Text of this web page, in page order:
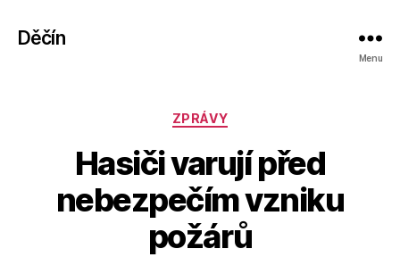
Děčín
Menu
Rubriky
ZPRÁVY
Hasiči varují před
nebezpečím vzniku
požárů
A
u
o